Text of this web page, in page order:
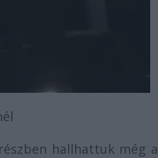
hallhattuk még a